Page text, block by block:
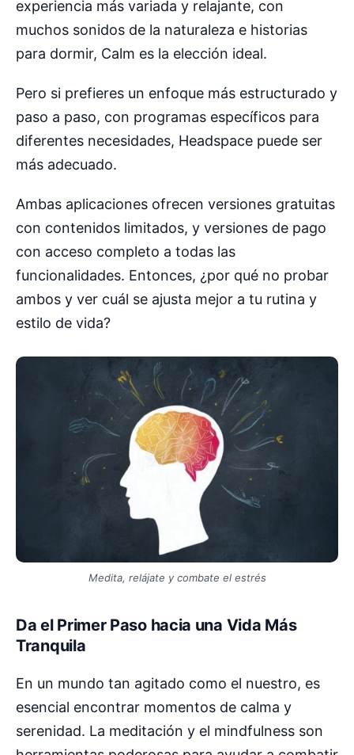
experiencia más variada y relajante, con
muchos sonidos de la naturaleza e historias
para dormir, Calm es la elección ideal.
Pero si prefieres un enfoque más estructurado y
paso a paso, con programas específicos para
diferentes necesidades, Headspace puede ser
más adecuado.
Ambas aplicaciones ofrecen versiones gratuitas
con contenidos limitados, y versiones de pago
con acceso completo a todas las
funcionalidades. Entonces, ¿por qué no probar
ambos y ver cuál se ajusta mejor a tu rutina y
estilo de vida?
Medita, relájate y combate el estrés
Da el Primer Paso hacia una Vida Más
Tranquila
En un mundo tan agitado como el nuestro, es
esencial encontrar momentos de calma y
serenidad. La meditación y el mindfulness son